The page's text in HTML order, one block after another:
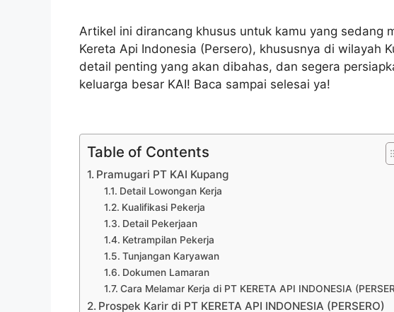
Artikel ini dirancang khusus untuk kamu yang sedang
Kereta Api Indonesia (Persero), khususnya di wilayah
detail penting yang akan dibahas, dan segera
keluarga besar KAI! Baca sampai selesai ya!
Table of Contents
Pramugari PT KAI Kupang
Detail Lowongan Kerja
Kualifikasi Pekerja
Detail Pekerjaan
Ketrampilan Pekerja
Tunjangan Karyawan
Dokumen Lamaran
Cara Melamar Kerja di PT KERETA API INDONESIA
Prospek Karir di PT KERETA API INDONESIA (PERSERO)